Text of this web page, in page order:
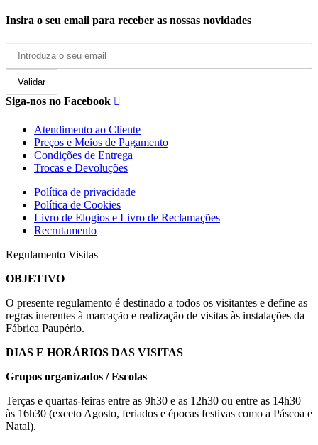
Insira o seu email para receber as nossas novidades
Siga-nos no Facebook
Atendimento ao Cliente
Preços e Meios de Pagamento
Condições de Entrega
Trocas e Devoluções
Política de privacidade
Política de Cookies
Livro de Elogios e Livro de Reclamações
Recrutamento
Regulamento Visitas
OBJETIVO
O presente regulamento é destinado a todos os visitantes e define as
regras inerentes à marcação e realização de visitas às instalações da
Fábrica Paupério.
DIAS E HORÁRIOS DAS VISITAS
Grupos organizados / Escolas
Terças e quartas-feiras entre as 9h30 e as 12h30 ou entre as 14h30
às 16h30 (exceto Agosto, feriados e épocas festivas como a Páscoa e
Natal).